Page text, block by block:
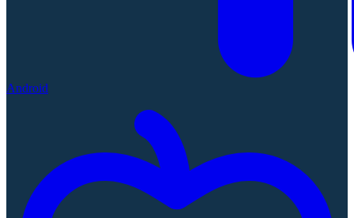
Android